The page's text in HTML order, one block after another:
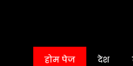
होम पेज देश